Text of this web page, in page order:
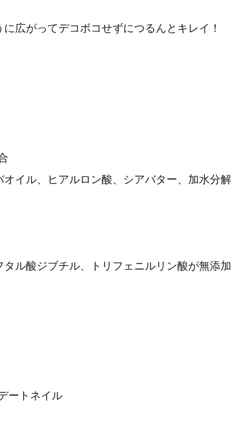
広がってデコボコせずにつるんとキレイ！
イル、ヒアルロン酸、シアバター、加水分解
ル酸ジブチル、トリフェニルリン酸が無添加
ートネイル